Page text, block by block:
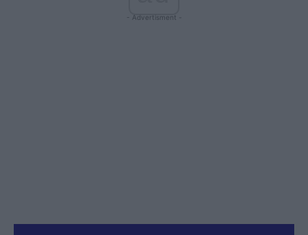
- Advertisment -